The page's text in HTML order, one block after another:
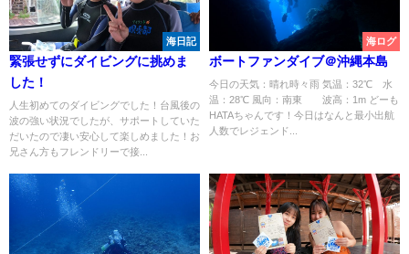
海日記
緊張せずにダイビングに挑めま
した！
人生初めてのダイビングでした！台風後の
波の強い状況でしたが、サポートしていた
だいたので凄い安心して楽しめました！お
兄さん方もフレンドリーで接...
海ログ
ボートファンダイブ＠沖縄本島
今日の天気：晴れ時々雨 気温：32℃ 水
温：28℃ 風向：南東 波高：1m どーも
HATAちゃんです！今日はなんと最小出航
人数でレジェンド...